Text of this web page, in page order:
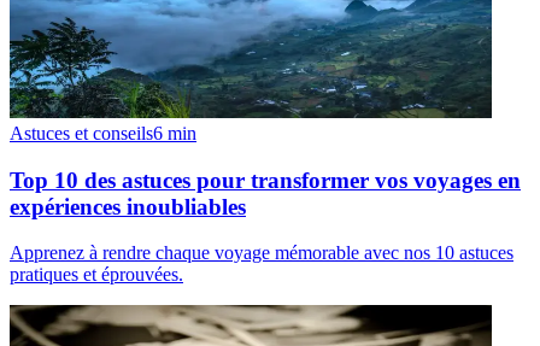
Astuces et conseils6 min
Top 10 des astuces pour transformer vos voyages en
expériences inoubliables
Apprenez à rendre chaque voyage mémorable avec nos 10 astuces
pratiques et éprouvées.